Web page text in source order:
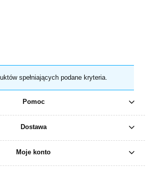
spełniających podane kryteria.
Pomoc
Dostawa
Moje konto